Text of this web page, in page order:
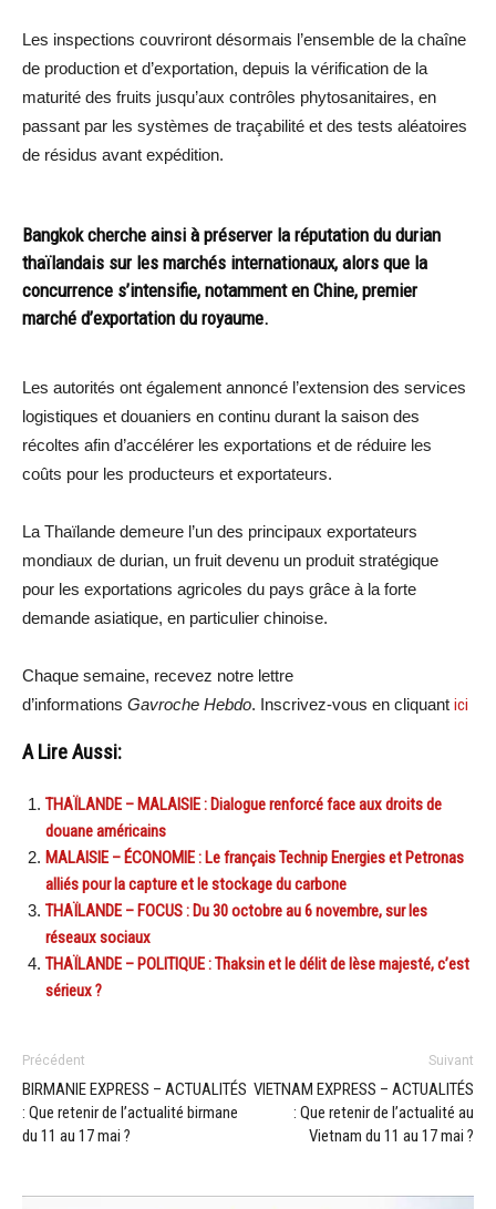
Les inspections couvriront désormais l’ensemble de la chaîne
de production et d’exportation, depuis la vérification de la
maturité des fruits jusqu’aux contrôles phytosanitaires, en
passant par les systèmes de traçabilité et des tests aléatoires
de résidus avant expédition.
Bangkok cherche ainsi à préserver la réputation du durian
thaïlandais sur les marchés internationaux, alors que la
concurrence s’intensifie, notamment en Chine, premier
marché d’exportation du royaume.
Les autorités ont également annoncé l’extension des services
logistiques et douaniers en continu durant la saison des
récoltes afin d’accélérer les exportations et de réduire les
coûts pour les producteurs et exportateurs.
La Thaïlande demeure l’un des principaux exportateurs
mondiaux de durian, un fruit devenu un produit stratégique
pour les exportations agricoles du pays grâce à la forte
demande asiatique, en particulier chinoise.
Chaque semaine, recevez notre lettre
d’informations Gavroche Hebdo. Inscrivez-vous en cliquant ici
A Lire Aussi:
THAÏLANDE – MALAISIE : Dialogue renforcé face aux droits de
douane américains
MALAISIE – ÉCONOMIE : Le français Technip Energies et Petronas
alliés pour la capture et le stockage du carbone
THAÏLANDE – FOCUS : Du 30 octobre au 6 novembre, sur les
réseaux sociaux
THAÏLANDE – POLITIQUE : Thaksin et le délit de lèse majesté, c’est
sérieux ?
Précédent
BIRMANIE EXPRESS – ACTUALITÉS
: Que retenir de l’actualité birmane
du 11 au 17 mai ?
Suivant
VIETNAM EXPRESS – ACTUALITÉS
: Que retenir de l’actualité au
Vietnam du 11 au 17 mai ?